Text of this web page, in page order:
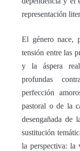
representación
El género nace,
tensión entre las
y la áspera
profundas
perfección
pastoral o de la
desengañada de
sustitución
la perspectiva: la